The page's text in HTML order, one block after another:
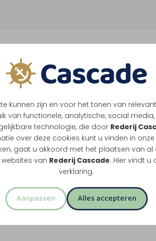
kunnen zijn en voor het tonen van
van functionele, analytische, social
technologie, die door Rederij
over deze cookies kunt u vinden in onze
gaat u akkoord met het plaatsen van
van Rederij Cascade. Hier vindt u
verklaring.
Aanpassen Alles accepteren